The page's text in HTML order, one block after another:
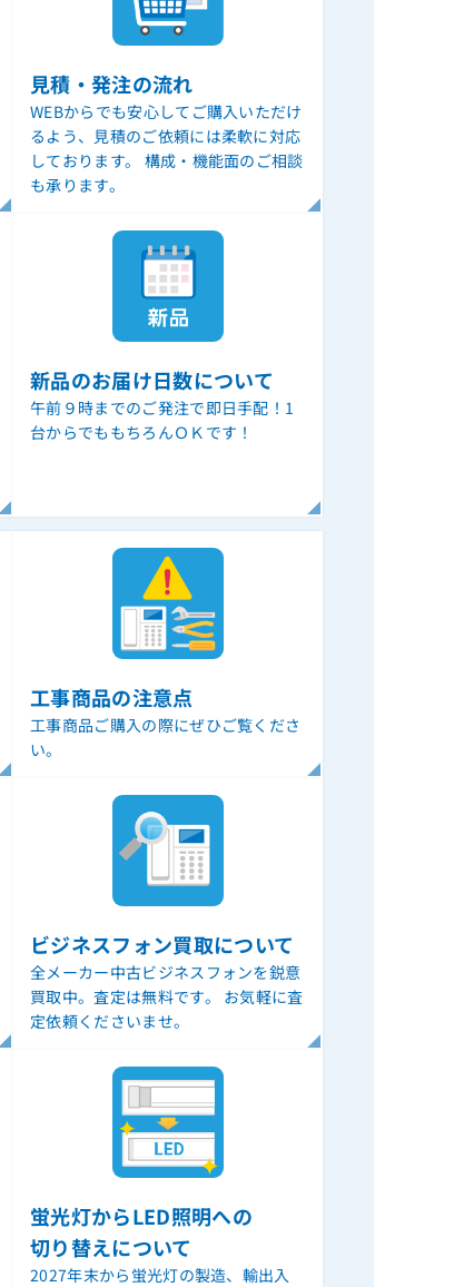
見積・発注の流れ
WEBからでも安心してご購入いただけ
るよう、見積のご依頼には柔軟に対応
しております。 構成・機能面のご相談
も承ります。
新品のお届け日数について
午前９時までのご発注で即日手配！1
台からでももちろんＯＫです！
工事商品の注意点
工事商品ご購入の際にぜひご覧くださ
い。
ビジネスフォン買取について
全メーカー中古ビジネスフォンを鋭意
買取中。査定は無料です。 お気軽に査
定依頼くださいませ。
蛍光灯からLED照明への
切り替えについて
2027年末から蛍光灯の製造、輸出入